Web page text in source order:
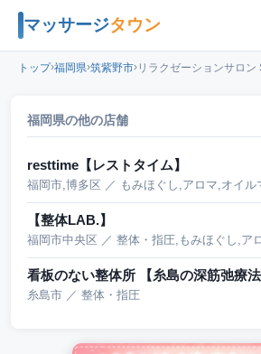
マッサージタウン
トップ›福岡県›筑紫野市› リラクゼーションサロン
福岡県の他の店舗
resttime【レストタイム】
福岡市,博多区 ／ もみほぐし,アロマ,オイル
【整体LAB.】
福岡市中央区 ／ 整体・指圧,もみほぐし,ア
看板のない整体所 【糸島の深筋弛療法
糸島市 ／ 整体・指圧